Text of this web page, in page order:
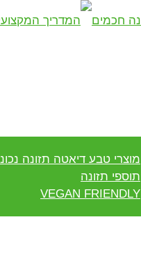
מוצרי טבע דיאטה תזונה
תוספי תזונה
VEGAN FRIENDLY